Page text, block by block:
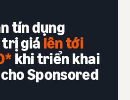
tín dụng
trị giá lên tới
khi triển khai
Sponsored